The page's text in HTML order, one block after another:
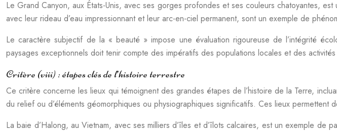
Le Grand Canyon, aux États-Unis, avec ses gorges profondes et ses couleurs chatoyantes,
avec leur rideau d’eau impressionnant et leur arc-en-ciel permanent, sont un exemple de
Le caractère subjectif de la « beauté » impose une évaluation rigoureuse de l’intégrité
paysages exceptionnels doit tenir compte des impératifs des populations locales et des
Critère (viii) : étapes clés de l’histoire terrestre
Ce critère concerne les lieux qui témoignent des grandes étapes de l’histoire de la Terre,
du relief ou d’éléments géomorphiques ou physiographiques significatifs. Ces lieux
La baie d’Halong, au Vietnam, avec ses milliers d’îles et d’îlots calcaires, est un exemple de